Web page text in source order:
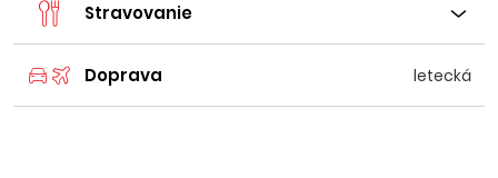
Stravovanie
Doprava letecká